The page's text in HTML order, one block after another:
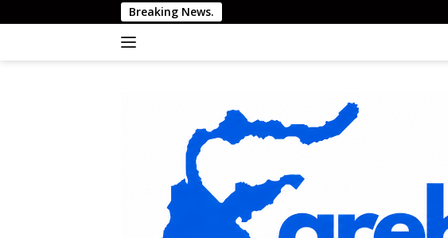
ke
Breaking News.